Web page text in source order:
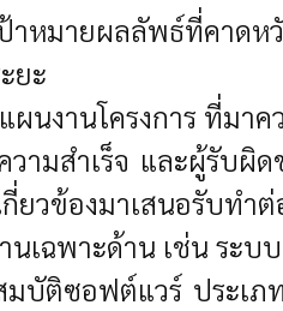
หมายผลลัพธ์ที่คาด
ยะ
ผนงานโครงการ ที่ม
มสำเร็จ และผู้รับผิ
ยวข้องมาเสนอรับทำต่
ฉพาะด้าน เช่น ระบ
ติซอฟต์แวร์ ประเภ